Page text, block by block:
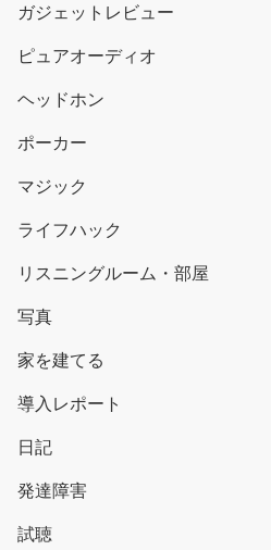
ガジェットレビュー
ピュアオーディオ
ヘッドホン
ポーカー
マジック
ライフハック
リスニングルーム・部屋
写真
家を建てる
導入レポート
日記
発達障害
試聴